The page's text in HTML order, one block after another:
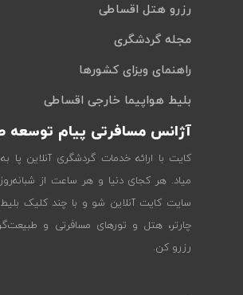
رزرو هتل اقساطی
مجله گردشگری
راهنمای ویزای کشورها
بلیط هواپیما خارجی اقساطی
آژانس مسافرتی پیام توسعه
کایت با ارائه خدمات گردشگری آنلاین پا
میاد. هر کجای دنیا و هر ساعت از
سایت کایت آنلاین شو و با چند کلیک بلیط
چارتر، هتل و تورهای مسافرتی و
رزرو کن.